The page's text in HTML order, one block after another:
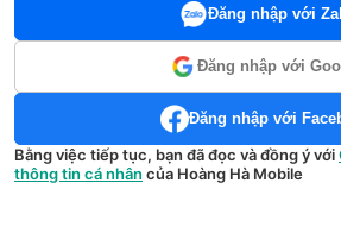
Đăng nhập với
Đăng nhập với
Đăng nhập với
Bằng việc tiếp tục, bạn đã đọc và đồng ý với
thông tin cá nhân của Hoàng Hà Mobile